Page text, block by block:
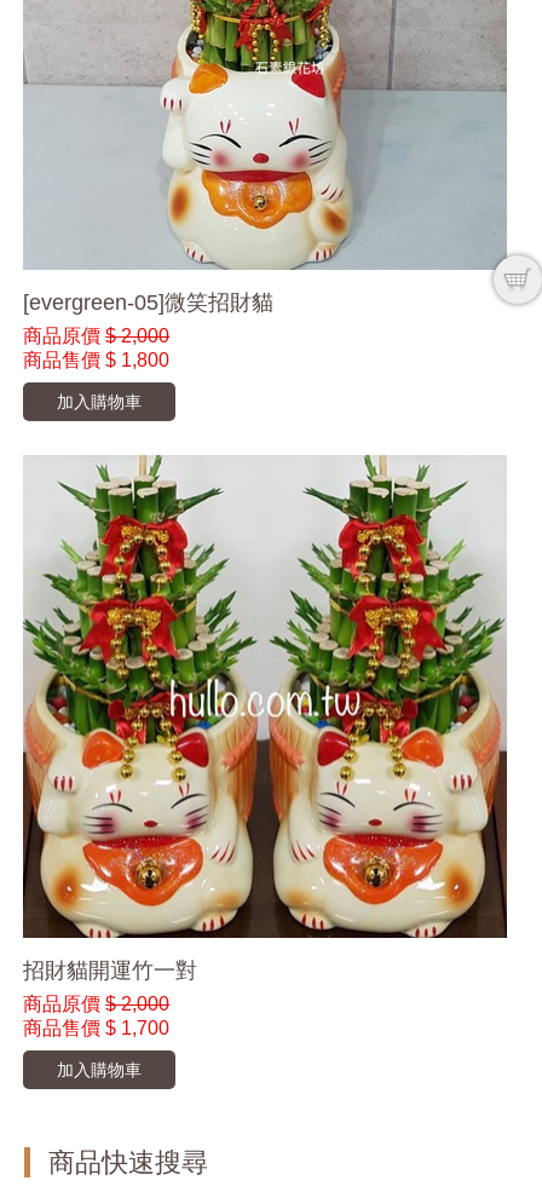
[evergreen-05]微笑招財貓
商品原價 $ 2,000
商品售價 $ 1,800
加入購物車
招財貓開運竹一對
商品原價 $ 2,000
商品售價 $ 1,700
加入購物車
商品快速搜尋